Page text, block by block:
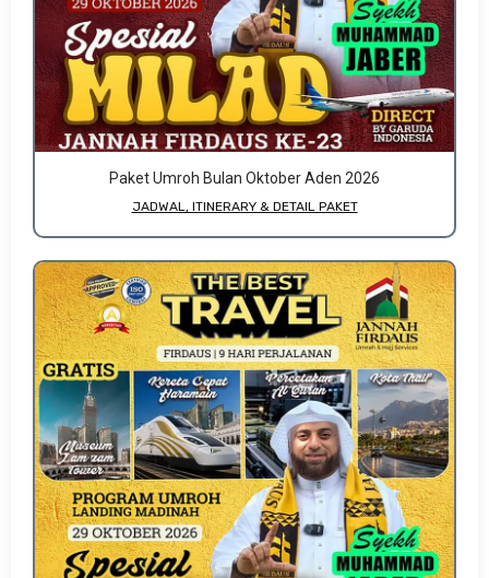
Paket Umroh Bulan Oktober Aden 2026
JADWAL, ITINERARY & DETAIL PAKET